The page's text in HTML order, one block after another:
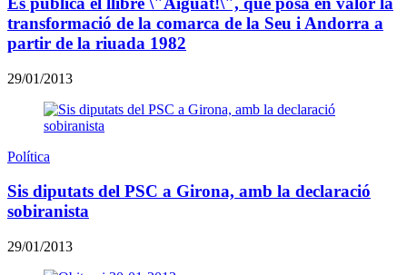
transformació de la comarca de la Seu i Andorra a
partir de la riuada 1982
29/01/2013
Política
Sis diputats del PSC a Girona, amb la declaració
sobiranista
29/01/2013